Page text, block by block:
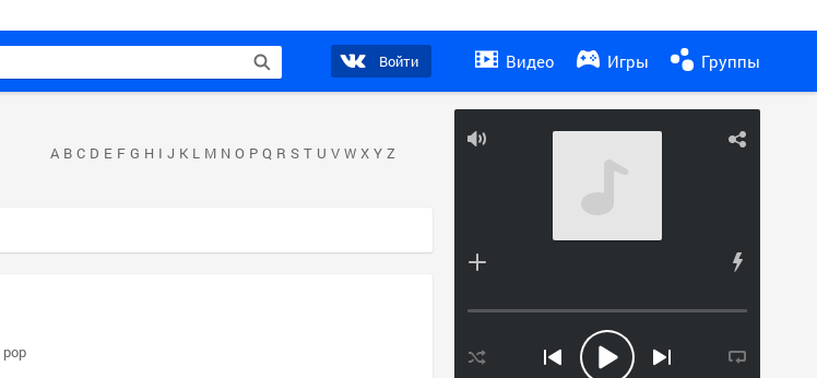
Войти Видео Игры Группы
A B C D E F G H I J K L M N O P Q R S T U V W X Y Z
pop